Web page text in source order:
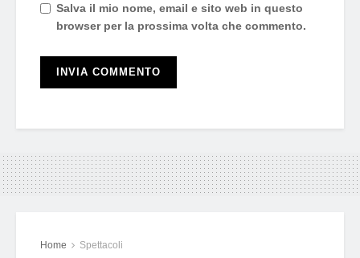
Salva il mio nome, email e sito web in questo
browser per la prossima volta che commento.
Home Spettacoli